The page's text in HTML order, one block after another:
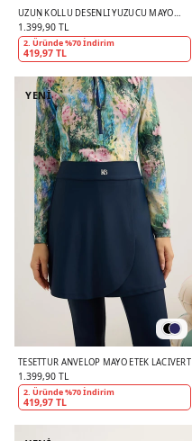
UZUN KOLLU DESENLI YÜZÜCÜ MAYO
MAVI
1.399,90 TL
2. Üründe %70 İndirim
419,97 TL
YENİ
TESETTÜR ANVELOP MAYO ETEK LACIVERT
1.399,90 TL
2. Üründe %70 İndirim
419,97 TL